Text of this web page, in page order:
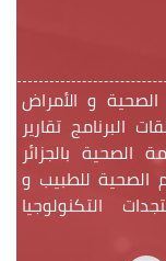
و الأمراض
تقارير
بالجزائر
للطبيب و
التكنولوجيا